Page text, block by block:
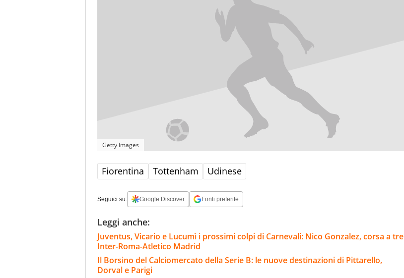
Getty Images
Fiorentina Tottenham Udinese
Seguici su: Google Discover Fonti preferite
Leggi anche:
Juventus, Vicario e Lucumì i prossimi colpi di Carnevali: Nico Gonzalez, corsa a tre
Inter-Roma-Atletico Madrid
Il Borsino del Calciomercato della Serie B: le nuove destinazioni di Pittarello,
Dorval e Parigi